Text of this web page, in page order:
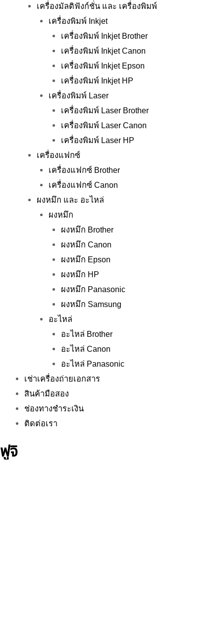
เครื่องมัลติฟังก์ชั่น และ เครื่องพิมพ์
เครื่องพิมพ์ Inkjet
เครื่องพิมพ์ Inkjet Brother
เครื่องพิมพ์ Inkjet Canon
เครื่องพิมพ์ Inkjet Epson
เครื่องพิมพ์ Inkjet HP
เครื่องพิมพ์ Laser
เครื่องพิมพ์ Laser Brother
เครื่องพิมพ์ Laser Canon
เครื่องพิมพ์ Laser HP
เครื่องแฟกซ์
เครื่องแฟกซ์ Brother
เครื่องแฟกซ์ Canon
ผงหมึก และ อะไหล่
ผงหมึก
ผงหมึก Brother
ผงหมึก Canon
ผงหมึก Epson
ผงหมึก HP
ผงหมึก Panasonic
ผงหมึก Samsung
อะไหล่
อะไหล่ Brother
อะไหล่ Canon
อะไหล่ Panasonic
เช่าเครื่องถ่ายเอกสาร
สินค้ามือสอง
ช่องทางชำระเงิน
ติดต่อเรา
ฟูจิ